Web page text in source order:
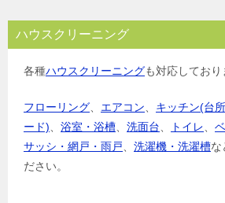
ハウスクリーニング
各種ハウスクリーニングも対応しており
フローリング エアコン キッチン(台
ード)
浴室・浴槽 洗面台 トイレ
サッシ・網戸・雨戸
洗濯機・洗濯槽な
ださい。